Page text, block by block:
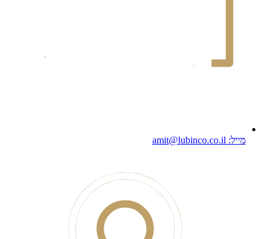
מייל: amit@lubinco.co.il